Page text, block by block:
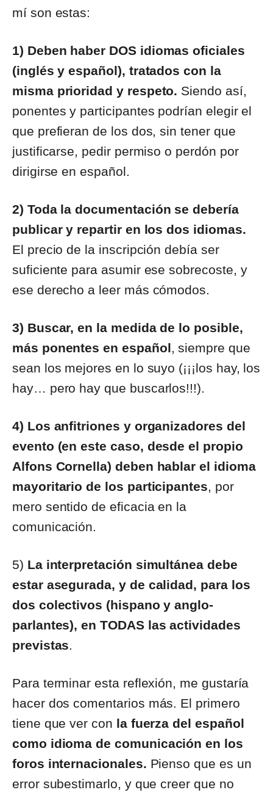
mí son estas:
1) Deben haber DOS idiomas oficiales
(inglés y español), tratados con la
misma prioridad y respeto. Siendo así,
ponentes y participantes podrían elegir el
que prefieran de los dos, sin tener que
justificarse, pedir permiso o perdón por
dirigirse en español.
2) Toda la documentación se debería
publicar y repartir en los dos idiomas.
El precio de la inscripción debía ser
suficiente para asumir ese sobrecoste, y
ese derecho a leer más cómodos.
3) Buscar, en la medida de lo posible,
más ponentes en español, siempre que
sean los mejores en lo suyo (¡¡¡los hay, los
hay… pero hay que buscarlos!!!).
4) Los anfitriones y organizadores del
evento (en este caso, desde el propio
Alfons Cornella) deben hablar el idioma
mayoritario de los participantes, por
mero sentido de eficacia en la
comunicación.
5) La interpretación simultánea debe
estar asegurada, y de calidad, para los
dos colectivos (hispano y anglo-
parlantes), en TODAS las actividades
previstas.
Para terminar esta reflexión, me gustaría
hacer dos comentarios más. El primero
tiene que ver con la fuerza del español
como idioma de comunicación en los
foros internacionales. Pienso que es un
error subestimarlo, y que creer que no